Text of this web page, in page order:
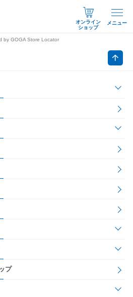
オンライン
ショップ
メニュー
by GOGA Store Locator
プ